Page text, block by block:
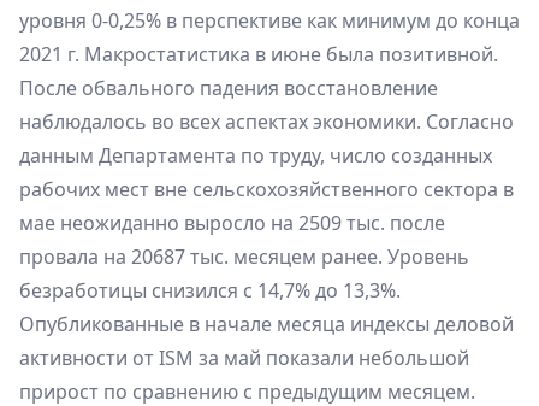
уровня 0-0,25% в перспективе как минимум до конца
2021 г. Макростатистика в июне была позитивной.
После обвального падения восстановление
наблюдалось во всех аспектах экономики. Согласно
данным Департамента по труду, число созданных
рабочих мест вне сельскохозяйственного сектора в
мае неожиданно выросло на 2509 тыс. после
провала на 20687 тыс. месяцем ранее. Уровень
безработицы снизился с 14,7% до 13,3%.
Опубликованные в начале месяца индексы деловой
активности от ISM за май показали небольшой
прирост по сравнению с предыдущим месяцем.